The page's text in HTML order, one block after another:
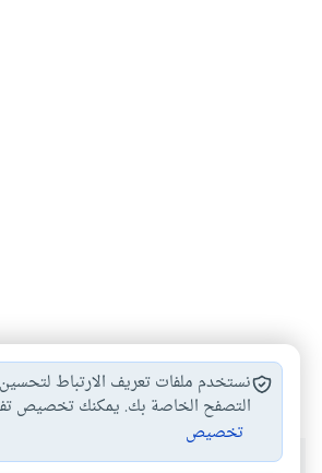
القيم الأخلاقية #الآداب والفنون # القيم نستخدم ملفات تعريف الارتباط
التصفح الخاصة بك. يمكنك تخصيص
تخصيص